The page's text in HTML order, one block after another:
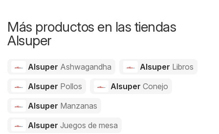
Más productos en las tiendas
Alsuper
Alsuper Ashwagandha Alsuper Libros
Alsuper Pollos Alsuper Conejo
Alsuper Manzanas
Alsuper Juegos de mesa